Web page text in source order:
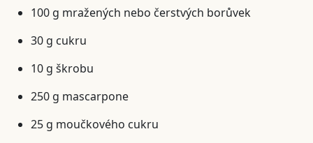
100 g mražených nebo čerstvých borůvek
30 g cukru
10 g škrobu
250 g mascarpone
25 g moučkového cukru